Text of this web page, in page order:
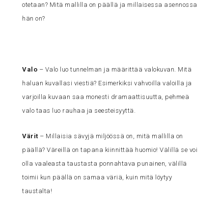
otetaan? Mitä mallilla on päällä ja millaisessa asennossa
hän on?
Valo – Valo luo tunnelman ja määrittää valokuvan. Mitä
haluan kuvallasi viestiä? Esimerkiksi vahvoilla valoilla ja
varjoilla kuvaan saa monesti dramaattisuutta, pehmeä
valo taas luo rauhaa ja seesteisyyttä.
Värit – Millaisia sävyjä miljöössä on, mitä mallilla on
päällä? Väreillä on tapana kiinnittää huomio! Välillä se voi
olla vaaleasta taustasta ponnahtava punainen, välillä
toimii kun päällä on samaa väriä, kuin mitä löytyy
taustalta!